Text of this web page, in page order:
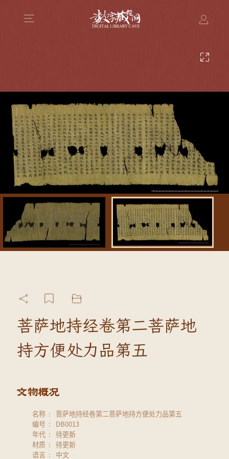
菩萨地持经卷第二菩萨地
持方便处力品第五
名称
菩萨地持经卷第二菩萨地持方便处力品第五
编号
DB0013
年代
待更新
材质
待更新
语言
中文